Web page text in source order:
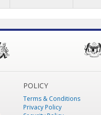
POLICY
Terms & Conditions
Privacy Policy